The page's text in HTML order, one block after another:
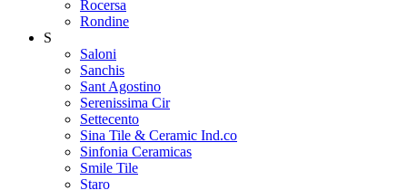
Rocersa
Rondine
S
Saloni
Sanchis
Sant Agostino
Serenissima Cir
Settecento
Sina Tile & Ceramic Ind.co
Sinfonia Ceramicas
Smile Tile
Staro